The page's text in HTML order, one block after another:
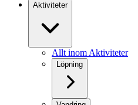
Aktiviteter
Allt inom Aktiviteter
Löpning